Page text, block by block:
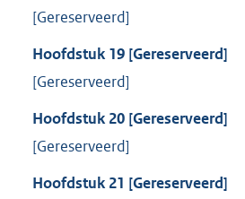
[Gereserveerd]
Hoofdstuk 19 [Gereserveerd]
[Gereserveerd]
Hoofdstuk 20 [Gereserveerd]
[Gereserveerd]
Hoofdstuk 21 [Gereserveerd]